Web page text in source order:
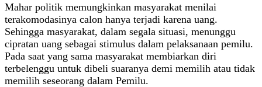
Mahar politik memungkinkan masyarakat menilai
terakomodasinya calon hanya terjadi karena uang.
Sehingga masyarakat, dalam segala situasi, menunggu
cipratan uang sebagai stimulus dalam pelaksanaan pemilu.
Pada saat yang sama masyarakat membiarkan diri
terbelenggu untuk dibeli suaranya demi memilih atau tidak
memilih seseorang dalam Pemilu.